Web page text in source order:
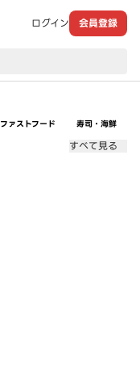
ログイン 会員登録
ファストフード 寿司・海鮮
すべて見る